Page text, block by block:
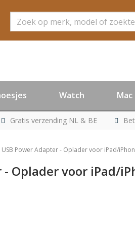
Zoeken
Watch Mac
Gratis verzending NL & BE
Power Adapter - Oplader voor iPad/
- Oplader voor iPad/